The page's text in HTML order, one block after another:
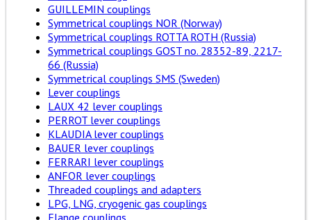
GUILLEMIN couplings
Symmetrical couplings NOR (Norway)
Symmetrical couplings ROTTA ROTH (Russia)
Symmetrical couplings GOST no. 28352-89, 2217-
66 (Russia)
Symmetrical couplings SMS (Sweden)
Lever couplings
LAUX 42 lever couplings
PERROT lever couplings
KLAUDIA lever couplings
BAUER lever couplings
FERRARI lever couplings
ANFOR lever couplings
Threaded couplings and adapters
LPG, LNG, cryogenic gas couplings